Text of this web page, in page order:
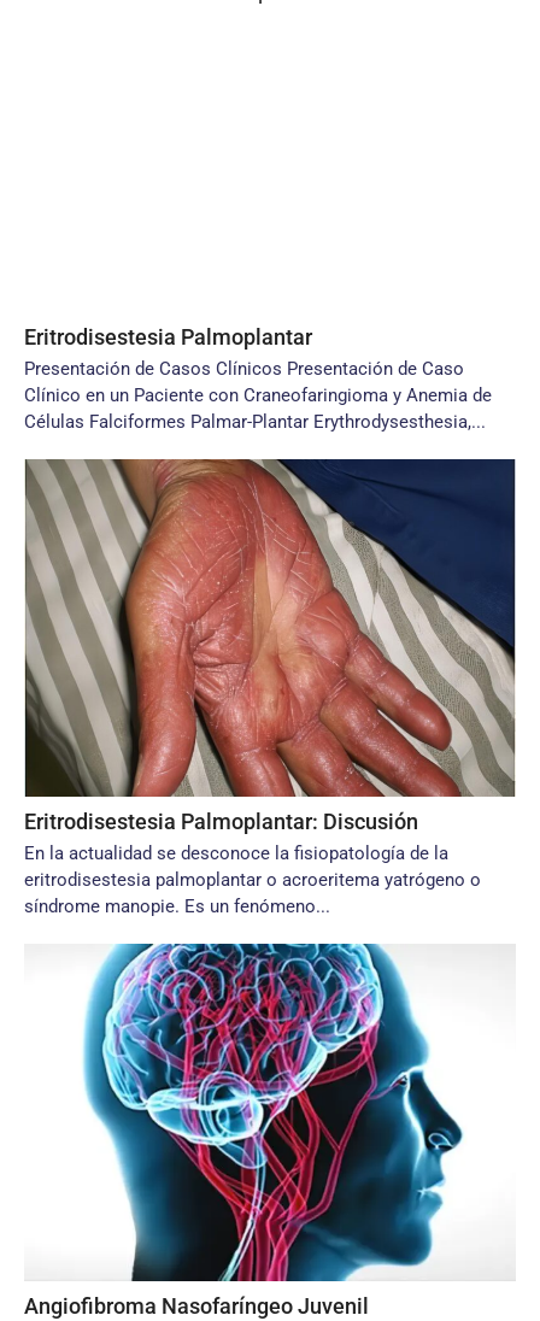
Eritrodisestesia Palmoplantar
Presentación de Casos Clínicos Presentación de Caso
Clínico en un Paciente con Craneofaringioma y Anemia de
Células Falciformes Palmar-Plantar Erythrodysesthesia,...
Eritrodisestesia Palmoplantar: Discusión
En la actualidad se desconoce la fisiopatología de la
eritrodisestesia palmoplantar o acroeritema yatrógeno o
síndrome manopie. Es un fenómeno...
Angiofibroma Nasofaríngeo Juvenil